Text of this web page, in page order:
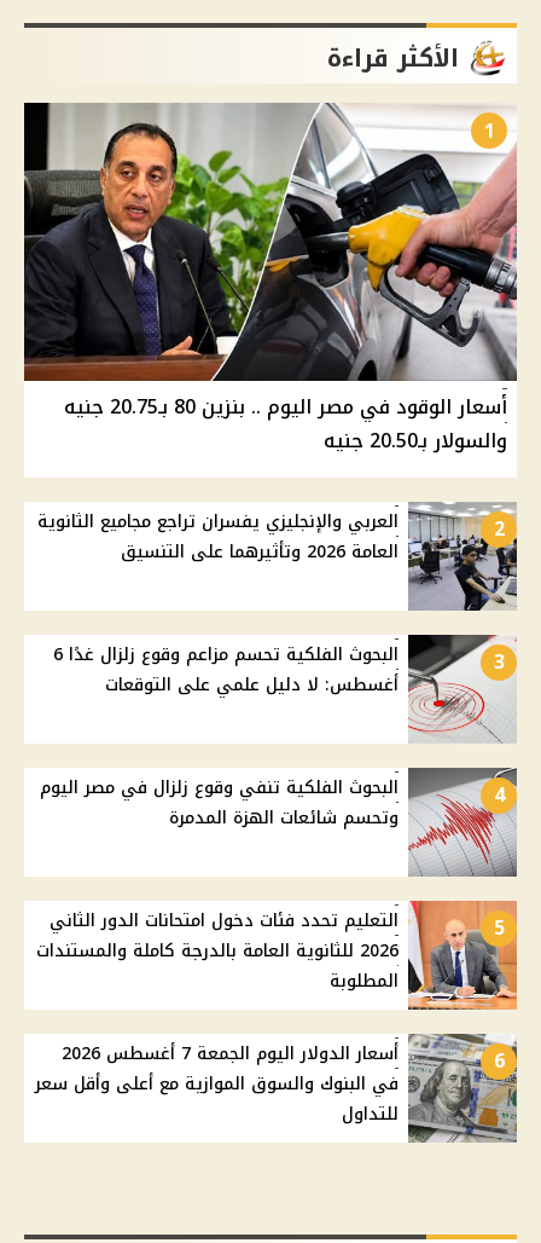
الأكثر قراءة
1
أسعار الوقود في مصر اليوم .. بنزين 80 بـ20.75 جنيه
والسولار بـ20.50 جنيه
2
العربي والإنجليزي يفسران تراجع مجاميع الثانوية
العامة 2026 وتأثيرهما على التنسيق
3
البحوث الفلكية تحسم مزاعم وقوع زلزال غدًا 6
أغسطس: لا دليل علمي على التوقعات
4
البحوث الفلكية تنفي وقوع زلزال في مصر اليوم
وتحسم شائعات الهزة المدمرة
5
التعليم تحدد فئات دخول امتحانات الدور الثاني
2026 للثانوية العامة بالدرجة كاملة والمستندات
المطلوبة
6
أسعار الدولار اليوم الجمعة 7 أغسطس 2026
في البنوك والسوق الموازية مع أعلى وأقل سعر
للتداول